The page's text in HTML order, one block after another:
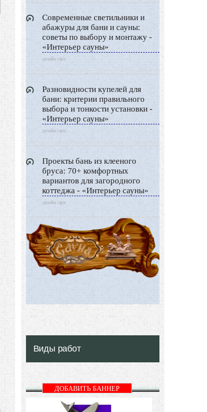
Архитектура
Дизайн интерьера
Ландшафтный дизайн
LIMITED EDITION
Видео новости
Дизайн разное
Другие услуги
Cовременные светильники и
абажуры для бани и сауны:
советы по выбору и монтажу -
«Интерьер сауны»
дизайн саун
Разновидности купелей для
бани: критерии правильного
выбора и тонкости установки -
«Интерьер сауны»
дизайн саун
Проекты бань из клееного
бруса: 70+ комфортных
вариантов для загородного
коттеджа - «Интерьер сауны»
дизайн саун
Виды работ
ДОБАВИТЬ БАННЕР